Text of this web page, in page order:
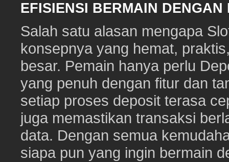
EFISIENSI BERMAIN
Salah satu alasan mengapa
konsepnya yang hemat,
besar. Pemain hanya perlu
yang penuh dengan fitur dan
setiap proses deposit terasa
juga memastikan transaksi
data. Dengan semua
siapa pun yang ingin bermain